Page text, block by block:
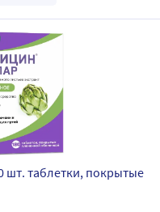
шт. таблетки, покрытые